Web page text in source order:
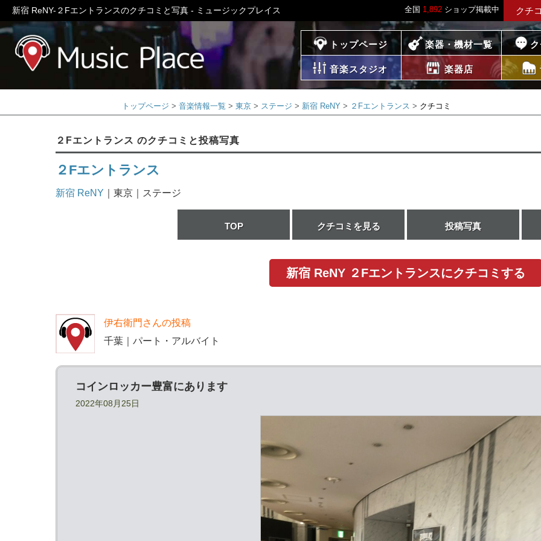
全国 1,892 ショップ掲載中 クチ
新宿 ReNY-２Fエントランスのクチコミと写真 - ミュージックプレイス
ミュージックプレイス トップページ 楽器・機材一覧
音楽スタジオ 楽器店
トップページ 音楽情報一覧 東京 ステージ 新宿 ReNY ２Fエントランス クチコミ
２Fエントランス のクチコミと投稿写真
２Fエントランス
新宿 ReNY ｜東京｜ステージ
TOP クチコミを見る 投稿写真
新宿 ReNY ２Fエントランスにクチコミする
伊右衛門さんの投稿
千葉｜パート・アルバイト
コインロッカー豊富にあります
2022年08月25日